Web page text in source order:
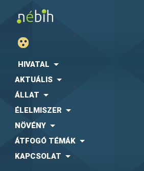
HIVATAL
AKTUÁLIS
ÁLLAT
ÉLELMISZER
NÖVÉNY
ÁTFOGÓ TÉMÁK
KAPCSOLAT